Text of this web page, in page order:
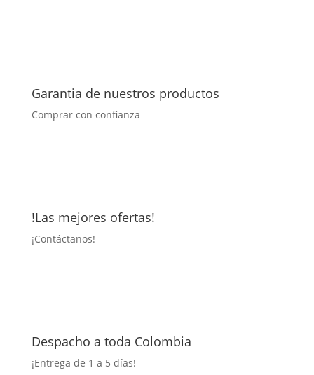
Garantia de nuestros productos
Comprar con confianza
!Las mejores ofertas!
¡Contáctanos!
Despacho a toda Colombia
¡Entrega de 1 a 5 días!